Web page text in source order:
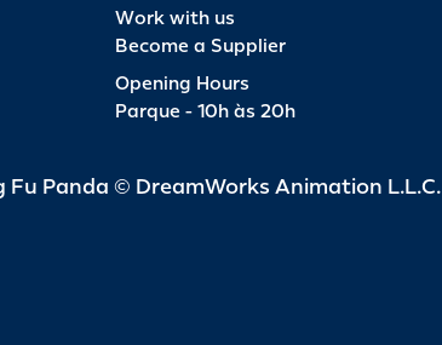
Work with us
Become a Supplier
Opening Hours
Parque - 10h às 20h
Panda © DreamWorks Animation L.L.C.